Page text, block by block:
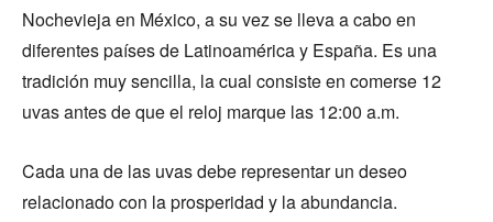
Nochevieja en México, a su vez se lleva a cabo en
diferentes países de Latinoamérica y España. Es una
tradición muy sencilla, la cual consiste en comerse 12
uvas antes de que el reloj marque las 12:00 a.m.
Cada una de las uvas debe representar un deseo
relacionado con la prosperidad y la abundancia.